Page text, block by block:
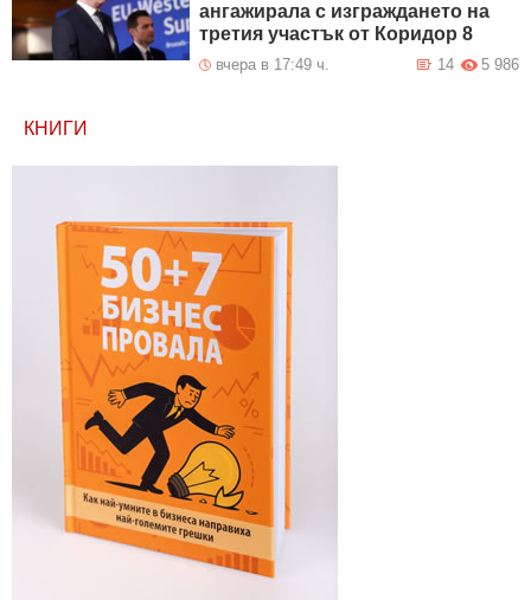
ангажирала с изграждането на
третия участък от Коридор 8
вчера в 17:49 ч. 5 986
14
КНИГИ